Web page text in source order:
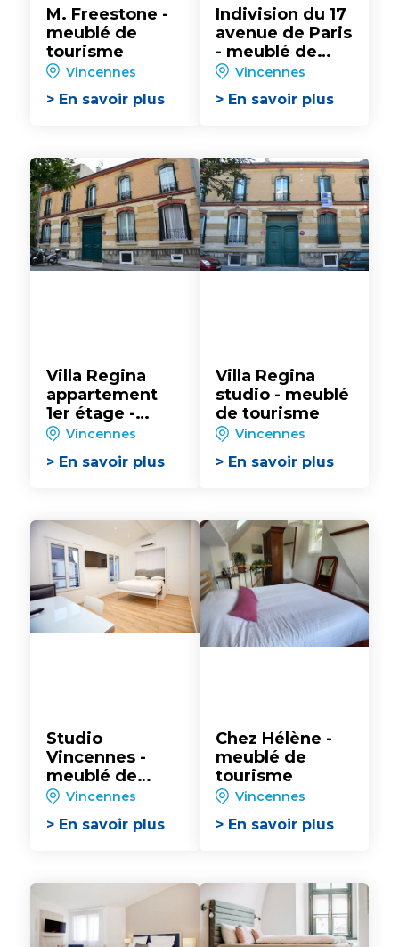
M. Freestone -
meublé de
tourisme
Vincennes
> En savoir plus
Indivision du 17
avenue de Paris
- meublé de
tourisme
Vincennes
> En savoir plus
Villa Regina
appartement
1er étage -
meublé de
tourisme
Vincennes
> En savoir plus
Villa Regina
studio - meublé
de tourisme
Vincennes
> En savoir plus
Studio
Vincennes -
meublé de
tourisme
Vincennes
> En savoir plus
Chez Hélène -
meublé de
tourisme
Vincennes
> En savoir plus